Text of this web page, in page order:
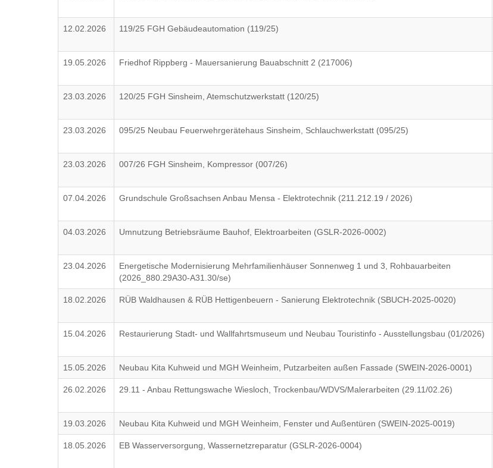
12.02.2026 119/25 FGH Gebäudeautomation (119/25)
19.05.2026 Friedhof Rippberg - Mauersanierung Bauabschnitt 2 (217006)
23.03.2026 120/25 FGH Sinsheim, Atemschutzwerkstatt (120/25)
23.03.2026 095/25 Neubau Feuerwehrgerätehaus Sinsheim, Schlauchwerkstatt (095/25)
23.03.2026 007/26 FGH Sinsheim, Kompressor (007/26)
07.04.2026 Grundschule Großsachsen Anbau Mensa - Elektrotechnik (211.212.19 / 2026)
04.03.2026 Umnutzung Betriebsräume Bauhof, Elektroarbeiten (GSLR-2026-0002)
23.04.2026
Energetische Modernisierung Mehrfamilienhäuser Sonnenweg 1 und 3, Rohbauarbeiten
(2026_880.29A30-A31.30/se)
18.02.2026 RÜB Waldhausen & RÜB Hettigenbeuern - Sanierung Elektrotechnik (SBUCH-2025-0020)
15.04.2026 Restaurierung Stadt- und Wallfahrtsmuseum und Neubau Touristinfo - Ausstellungsbau (01/2026)
15.05.2026 Neubau Kita Kuhweid und MGH Weinheim, Putzarbeiten außen Fassade (SWEIN-2026-0001)
26.02.2026 29.11 - Anbau Rettungswache Wiesloch, Trockenbau/WDVS/Malerarbeiten (29.11/02.26)
19.03.2026 Neubau Kita Kuhweid und MGH Weinheim, Fenster und Außentüren (SWEIN-2025-0019)
18.05.2026 EB Wasserversorgung, Wassernetzreparatur (GSLR-2026-0004)